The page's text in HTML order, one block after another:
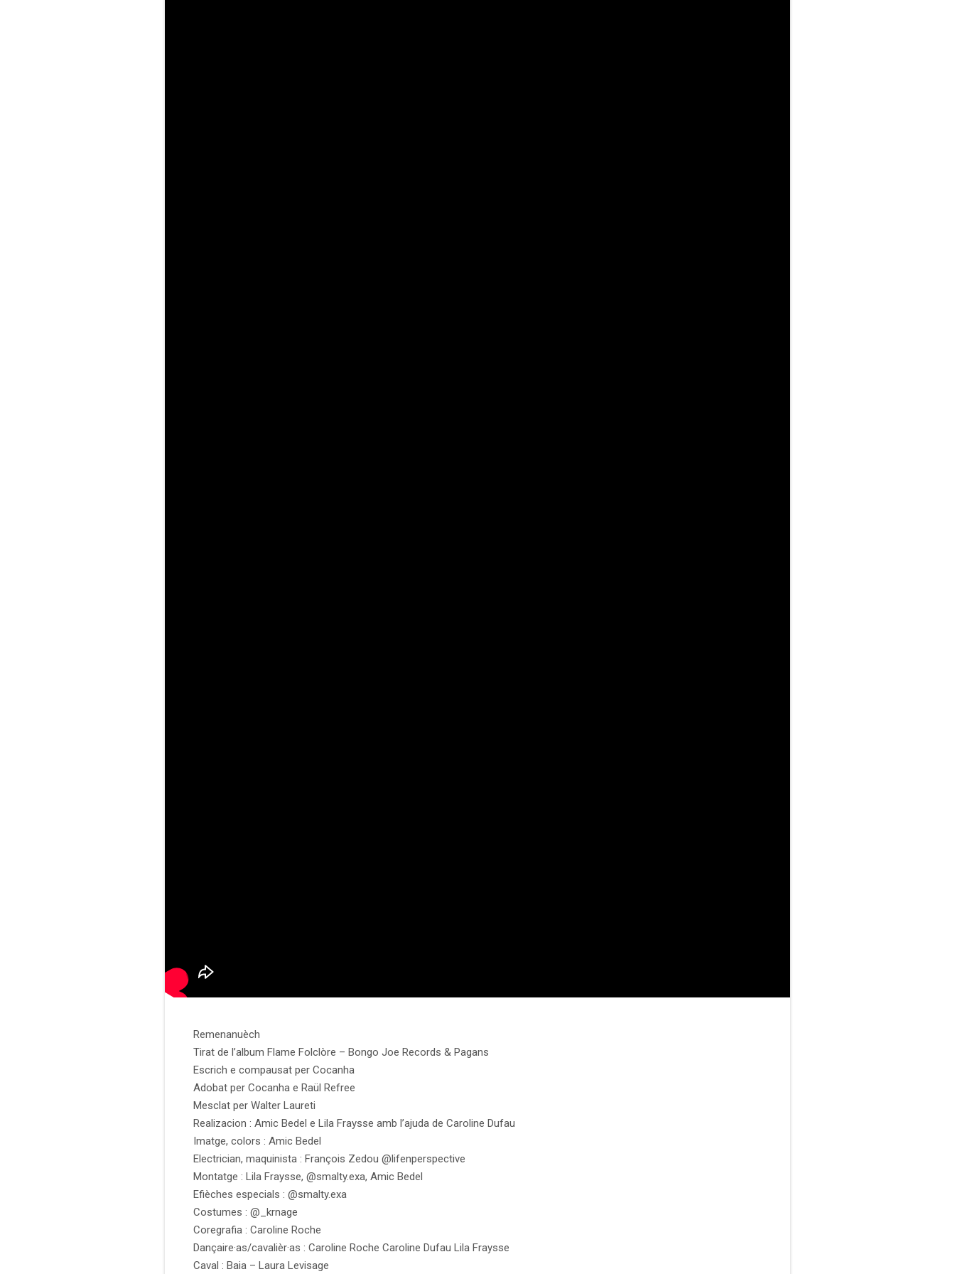
Remenanuèch
Tirat de l’album Flame Folclòre – Bongo Joe Records & Pagans
Escrich e compausat per Cocanha
Adobat per Cocanha e Raül Refree
Mesclat per Walter Laureti
Realizacion : Amic Bedel e Lila Fraysse amb l’ajuda de Caroline Dufau
Imatge, colors : Amic Bedel
Electrician, maquinista : François Zedou @lifenperspective
Montatge : Lila Fraysse, @smalty.exa, Amic Bedel
Efièches especials : @smalty.exa
Costumes : @_krnage
Coregrafia : Caroline Roche
Dançaire·as/cavalièr·as : Caroline Roche Caroline Dufau Lila Fraysse
Caval : Baia – Laura Levisage